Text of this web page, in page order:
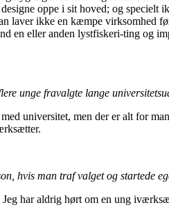
oppe i sit hoved; og
laver ikke en kæmpe virksomhed
en eller anden lystfiskeri-ting og
unge fravalgte lange
universitet, men der er alt for
hvis man traf valget og startede
har aldrig hørt om en ung